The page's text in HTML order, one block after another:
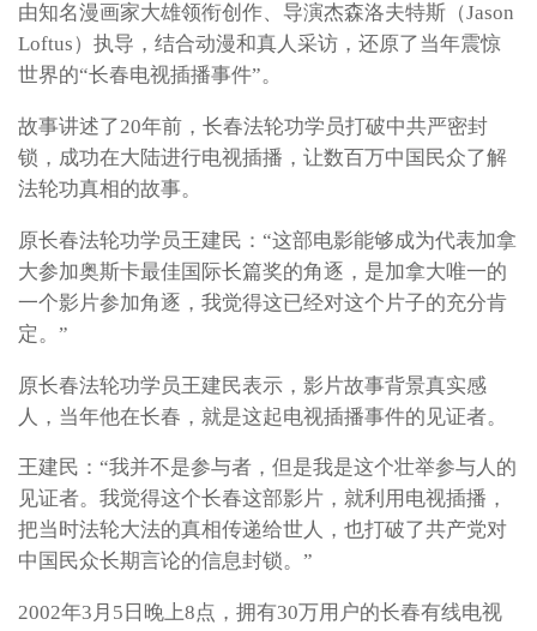
由知名漫画家大雄领衔创作、导演杰森洛夫特斯（Jason
Loftus）执导，结合动漫和真人采访，还原了当年震惊
世界的“长春电视插播事件”。
故事讲述了20年前，长春法轮功学员打破中共严密封
锁，成功在大陆进行电视插播，让数百万中国民众了解
法轮功真相的故事。
原长春法轮功学员王建民：“这部电影能够成为代表加拿
大参加奥斯卡最佳国际长篇奖的角逐，是加拿大唯一的
一个影片参加角逐，我觉得这已经对这个片子的充分肯
定。”
原长春法轮功学员王建民表示，影片故事背景真实感
人，当年他在长春，就是这起电视插播事件的见证者。
王建民：“我并不是参与者，但是我是这个壮举参与人的
见证者。我觉得这个长春这部影片，就利用电视插播，
把当时法轮大法的真相传递给世人，也打破了共产党对
中国民众长期言论的信息封锁。”
2002年3月5日晚上8点，拥有30万用户的长春有线电视